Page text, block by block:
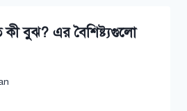
কী বুঝ? এর বৈশিষ্ট্যগুলো